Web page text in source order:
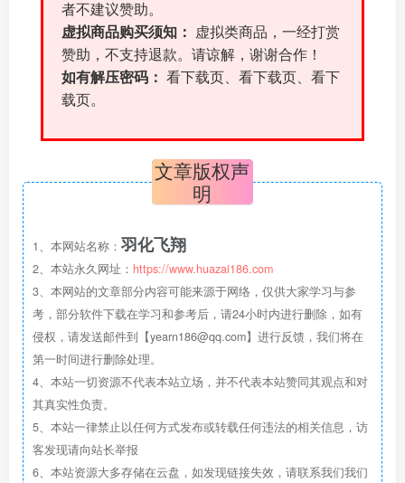
者不建议赞助。
虚拟商品购买须知：
虚拟类商品，一经打赏
赞助，不支持退款。请谅解，谢谢合作！
如有解压密码： 看下载页、看下载页、看下
载页。
文章版权声
明
1、本网站名称： 羽化飞翔
2、本站永久网址： https://www.huazai186.com
3、本网站的文章部分内容可能来源于网络，仅供大家学习与参
考，部分软件下载在学习和参考后，请24小时内进行删除，如有
侵权，请发送邮件到【yearn186@qq.com】进行反馈，我们将在
第一时间进行删除处理。
4、本站一切资源不代表本站立场，并不代表本站赞同其观点和对
其真实性负责。
5、本站一律禁止以任何方式发布或转载任何违法的相关信息，访
客发现请向站长举报
6、本站资源大多存储在云盘，如发现链接失效，请联系我们我们